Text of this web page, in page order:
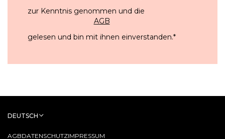
zur Kenntnis genommen und die
AGB
gelesen und bin mit ihnen einverstanden.*
AGBDATENSCHUTZIMPRESSUM
DEUTSCH